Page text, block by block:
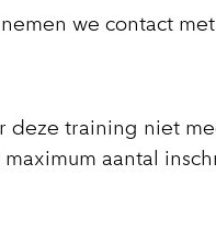
we contact
deze training niet
aantal